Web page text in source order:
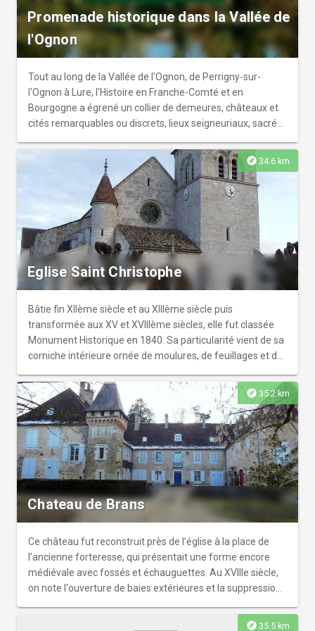
Promenade historique dans la Vallée de
l'Ognon
Tout au long de la Vallée de l'Ognon, de Perrigny-sur-
l'Ognon à Lure, l'Histoire en Franche-Comté et en
Bourgogne a égrené un collier de demeures, châteaux et
cités remarquables ou discrets, lieux seigneuriaux, sacrés
siècles par des familles dans une campagne douce.
Aujourd'hui vingt-cinq de ces sites privés et publics ,
magnifiquement préservés à votre passage ! L'association
de leurs propriétaires vous propose une promenade
inédite et privilégiée au gré de vos itinéraires dans la vallée
de l'Ognon, en serpentant entre le Jura, la Côte d'Or, le
Doubs et la Haute Saône. Vous serez reçus par les maîtres
de maison qui vous feront découvrir le charme de leur
patrimoine.
explore 34.6 km
Eglise Saint Christophe
Bâtie fin XIIème siècle et au XIIIème siècle puis
transformée aux XV et XVIIIème siècles, elle fut classée
Monument Historique en 1840. Sa particularité vient de sa
corniche intérieure ornée de moulures, de feuillages et de
"Babouins". Ceux-ci représentent les malades mentaux
que l'on amenait chaque année, lors du pélérinage de
Saint Christophe, patron des voyageurs et des
traverseurs, afin qu'il les fasse revenir de leur monde au
notre. Visite libre tous les jours de 9h à 19h
explore 35.2 km
Chateau de Brans
Ce château fut reconstruit près de l’église à la place de
l’ancienne forteresse, qui présentait une forme encore
médiévale avec fossés et échauguettes. Au XVIIIe siècle,
on note l'ouverture de baies extérieures et la suppression
explore 35.5 km